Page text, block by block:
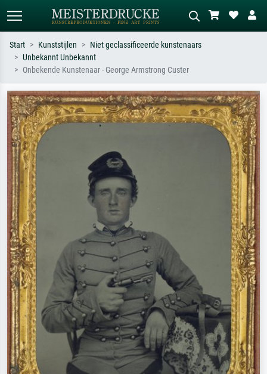
Standaard zoeken AI-beeldzoeker
Monet, Sterrennacht, impressionisme,
Hokusai-golf, naakt.
weide, abstract met veel rood, donker
olieverfschilderij, staand naakt naast
een boom.
Start Kunststijlen
Niet geclassificeerde kunstenaars
Unbekannt Unbekannt
Onbekende Kunstenaar - George Armstrong Custer